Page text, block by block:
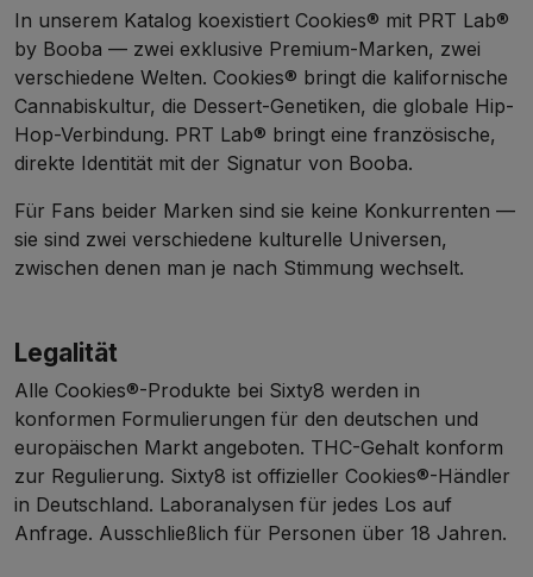
In unserem Katalog koexistiert Cookies® mit PRT Lab®
by Booba — zwei exklusive Premium-Marken, zwei
verschiedene Welten. Cookies® bringt die kalifornische
Cannabiskultur, die Dessert-Genetiken, die globale Hip-
Hop-Verbindung. PRT Lab® bringt eine französische,
direkte Identität mit der Signatur von Booba.
Für Fans beider Marken sind sie keine Konkurrenten —
sie sind zwei verschiedene kulturelle Universen,
zwischen denen man je nach Stimmung wechselt.
Legalität
Alle Cookies®-Produkte bei Sixty8 werden in
konformen Formulierungen für den deutschen und
europäischen Markt angeboten. THC-Gehalt konform
zur Regulierung. Sixty8 ist offizieller Cookies®-Händler
in Deutschland. Laboranalysen für jedes Los auf
Anfrage. Ausschließlich für Personen über 18 Jahren.